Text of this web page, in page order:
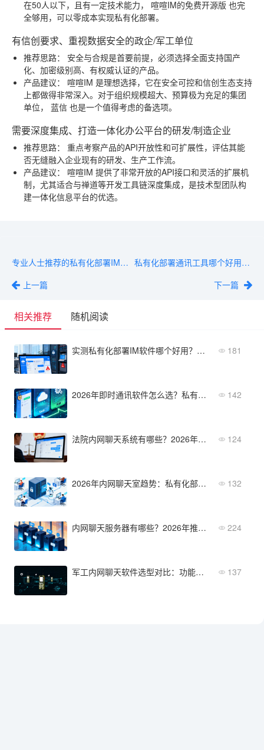
在50人以下，且有一定技术能力， 喧喧IM的免费开源版 也完
全够用，可以零成本实现私有化部署。
有信创要求、重视数据安全的政企/军工单位
推荐思路：
安全与合规是首要前提，必须选择全面支持国产
化、加密级别高、有权威认证的产品。
产品建议：
喧喧IM 是理想选择，它在安全可控和信创生态支持
上都做得非常深入。对于组织规模超大、预算极为充足的集团
单位， 蓝信 也是一个值得考虑的备选项。
需要深度集成、打造一体化办公平台的研发/制造企业
推荐思路：
重点考察产品的API开放性和可扩展性，评估其能
否无缝融入企业现有的研发、生产工作流。
产品建议：
喧喧IM 提供了非常开放的API接口和灵活的扩展机
制，尤其适合与禅道等开发工具链深度集成，是技术型团队构
建一体化信息平台的优选。
专业人士推荐的私有化部署IM：2026年优选方案
上一篇
私有化部署通讯工具哪个好用？从部署到运维全面评测
下一篇
相关推荐 随机阅读
实测私有化部署IM软件哪个好用？避坑指南 181
2026年即时通讯软件怎么选？私有化/SaaS/开源全面对比 142
法院内网聊天系统有哪些？2026年五款政务内网即时通讯工具盘点 124
2026年内网聊天室趋势：私有化部署与AI助手集成 132
内网聊天服务器有哪些？2026年推荐这5款 224
军工内网聊天软件选型对比：功能、加密与适配能力一览 137